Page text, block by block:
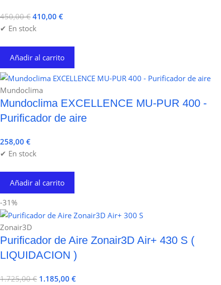
450,00€ 410,00 €
✔ En stock
Añadir al carrito
Mundoclima
Mundoclima EXCELLENCE MU-PUR 400 -
Purificador de aire
258,00 €
✔ En stock
Añadir al carrito
-31%
Zonair3D
Purificador de Aire Zonair3D Air+ 430 S (
LIQUIDACION )
1.725,00€ 1.185,00 €